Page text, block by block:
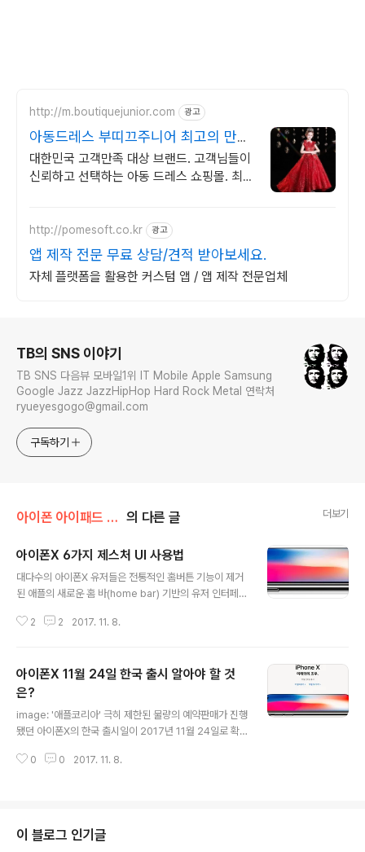
http://m.boutiquejunior.com 광고
아동드레스 부띠끄주니어 최고의 만족,
최고의 퀄리티
대한민국 고객만족 대상 브랜드. 고객님들이
신뢰하고 선택하는 아동 드레스 쇼핑몰. 최고
http://pomesoft.co.kr 광고
앱 제작 전문 무료 상담/견적 받아보세요.
자체 플랫폼을 활용한 커스텀 앱 / 앱 제작 전문업체
TB의 SNS 이야기
TB SNS 다음뷰 모바일1위 IT Mobile Apple Samsung
Google Jazz JazzHipHop Hard Rock Metal 연락처
ryueyesgogo@gmail.com
구독하기
아이폰 아이패드 강좌 의 다른 글 더보기
아이폰X 6가지 제스처 UI 사용법
대다수의 아이폰X 유저들은 전통적인 홈버튼 기능이 제거
된 애플의 새로운 홈 바(home bar) 기반의 유저 인터페이
매우 직관적으로 사용하게 된다는 것이 일반적인 의견입니
아래 개재된 팁들 중 몇가지는 전형적으로 두손 사용을 요
구하는 제스처에 대해서 한손사용으로 접근 할 수 있는 대
안법을 제공합니다. 애플 지원 문서에서 명확하게 해놓지
않은 아이폰X의 제스처 인터페이스를 빠르게 사용 할 수
있는 방법들을 간단하게 시연했습니다. 이들 중 적어도 하
나는 아마도 당신이 알지 못했던 새로운 방법으로써 새 스
2 2 2017. 11. 8.
아이폰X 11월 24일 한국 출시 알아야 할 것
은?
image: '애플코리아' 극히 제한된 물량의 예약판매가 진행
됐던 아이폰X의 한국 출시일이 2017년 11월 24일로 확
를 배포했으며, 신규 출시국은 한국, 알바니아, 보스니아,
은 64GB 모델이 142만원, 256GB가 163만원으로 책정
됐습니다. 아이폰X에 관하여 알아야 할 것들은 이전 글들
0 0 2017. 11. 8.
이 블로그 인기글